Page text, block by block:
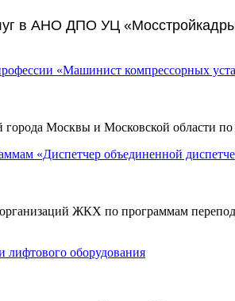
в АНО ДПО УЦ
«Машинист компрессорных
Москвы и Московской области
«Диспетчер объединенной
ЖКХ по программам
лифтового оборудования